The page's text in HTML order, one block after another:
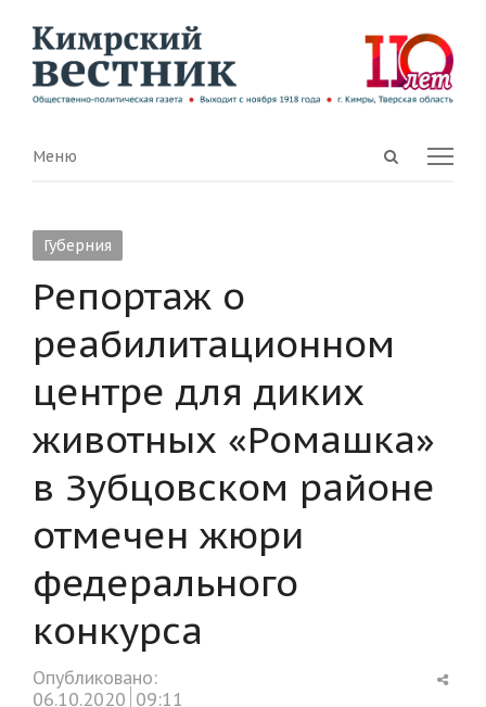
Open
Menu
Меню
Губерния
Репортаж о
реабилитационном
центре для диких
животных «Ромашка»
в Зубцовском районе
отмечен жюри
федерального
конкурса
Опубликовано:
06.10.2020 09:11